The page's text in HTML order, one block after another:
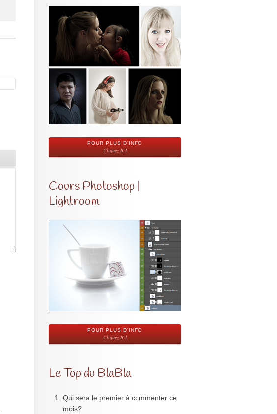
POUR PLUS D'INFO
Cliquez ICI
Cours Photoshop |
Lightroom
POUR PLUS D'INFO
Cliquez ICI
Le Top du BlaBla
Qui sera le premier à commenter ce
mois?